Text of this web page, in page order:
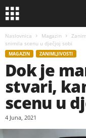
Naslovnica Magazin
snimila scenu u dječjoj sobi
MAGAZIN ZANIMLJIVOSTI
Dok je
stvari,
scenu u
4 Juna, 2021